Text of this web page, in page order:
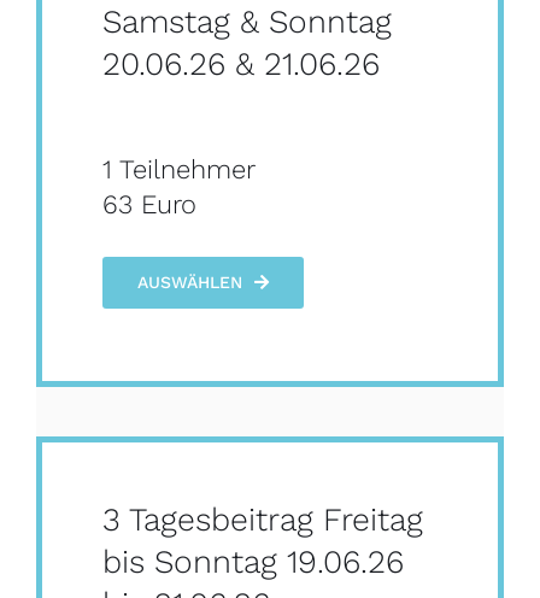
Samstag & Sonntag
20.06.26 & 21.06.26
1 Teilnehmer
63 Euro
AUSWÄHLEN
3 Tagesbeitrag Freitag
bis Sonntag 19.06.26